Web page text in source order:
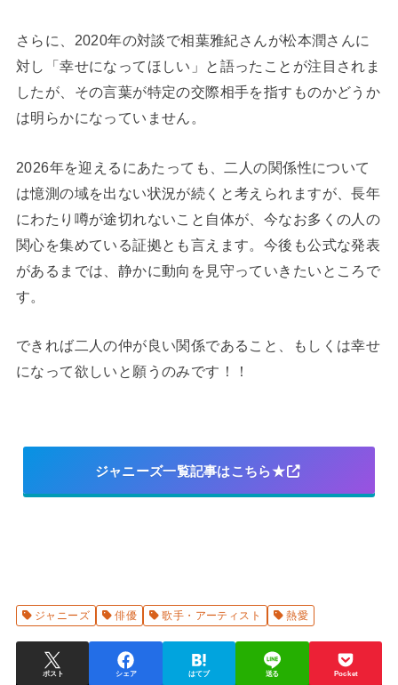
さらに、2020年の対談で相葉雅紀さんが松本潤さんに
対し「幸せになってほしい」と語ったことが注目されま
したが、その言葉が特定の交際相手を指すものかどうか
は明らかになっていません。
2026年を迎えるにあたっても、二人の関係性について
は憶測の域を出ない状況が続くと考えられますが、長年
にわたり噂が途切れないこと自体が、今なお多くの人の
関心を集めている証拠とも言えます。今後も公式な発表
があるまでは、静かに動向を見守っていきたいところで
す。
できれば二人の仲が良い関係であること、もしくは幸せ
になって欲しいと願うのみです！！
ジャニーズ一覧記事はこちら★
ジャニーズ 俳優 歌手・アーティスト 熱愛
ポスト シェア はてブ 送る Pocket